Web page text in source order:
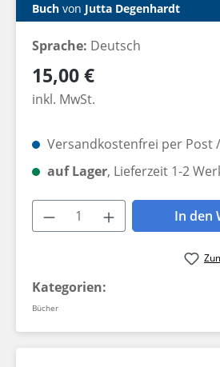
Buch von Jutta Degenhardt
Sprache: Deutsch
Regulärer Preis:
15,00 €
inkl. MwSt.
Versandkostenfrei per Post
auf Lager, Lieferzeit 1-2
Produkt Anzahl: Gib
In den
Kategorien:
Bücher